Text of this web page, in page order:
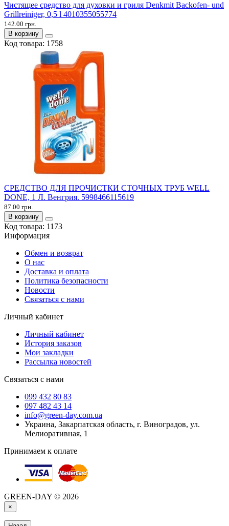
Чистящее средство для духовки и гриля Denkmit Backofen- und
Grillreiniger, 0,5 l 4010355055774
142.00 грн.
В корзину
Код товара: 1758
СРЕДСТВО ДЛЯ ПРОЧИСТКИ СТОЧНЫХ ТРУБ WELL
DONE, 1 Л. Венгрия. 5998466115619
87.00 грн.
В корзину
Код товара: 1173
Информация
Обмен и возврат
О нас
Доставка и оплата
Политика безопасности
Новости
Связаться с нами
Личный кабинет
Личный кабинет
История заказов
Мои закладки
Рассылка новостей
Связаться с нами
099 432 80 83
097 482 43 14
info@green-day.com.ua
Украина, Закарпатская область, г. Виноградов, ул.
Мелиоративная, 1
Принимаем к оплате
GREEN-DAY © 2026
×